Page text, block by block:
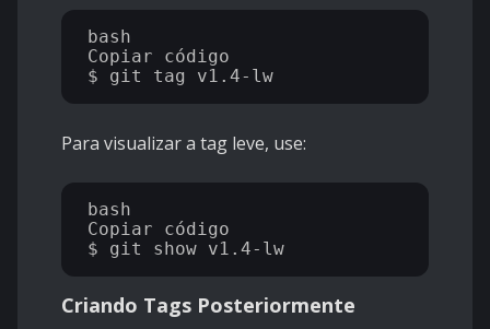
bash
Copiar código
Para visualizar a tag leve, use:
bash
Copiar código
Criando Tags Posteriormente